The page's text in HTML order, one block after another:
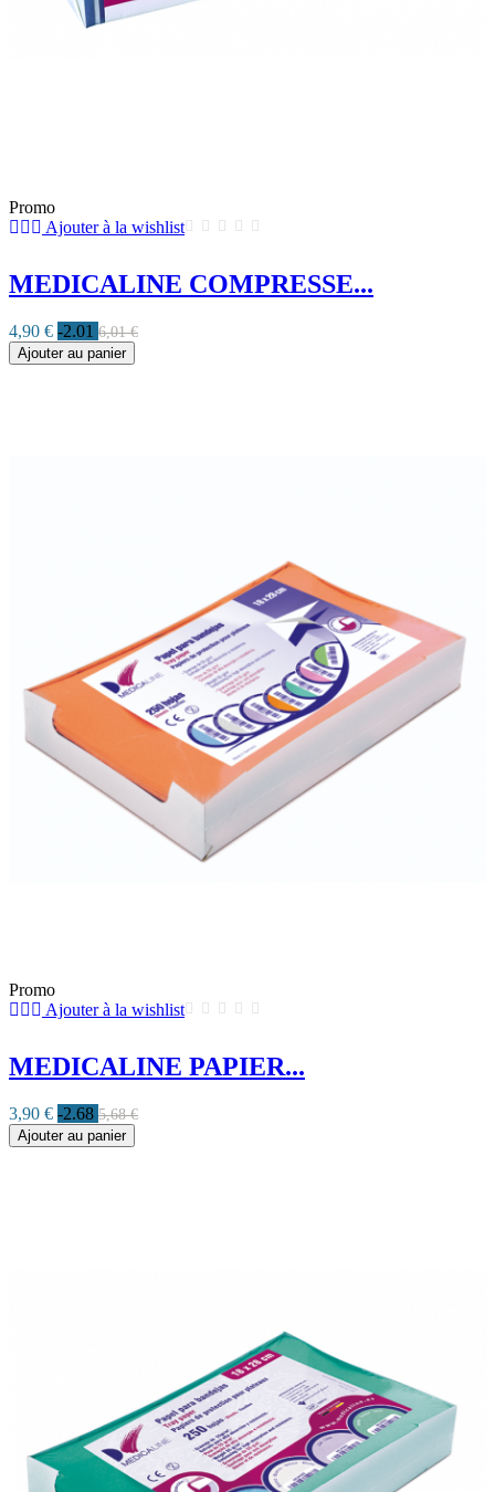
Promo
Ajouter à la wishlist
MEDICALINE COMPRESSE...
4,90 € -2.01 6,01 €
Ajouter au panier
Promo
Ajouter à la wishlist
MEDICALINE PAPIER...
3,90 € -2.68 5,68 €
Ajouter au panier